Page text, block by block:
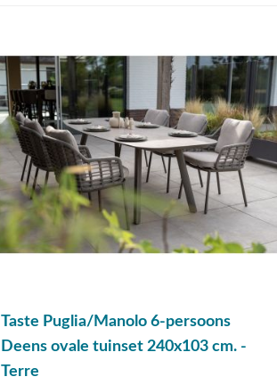
Taste Puglia/Manolo 6-persoons
Deens ovale tuinset 240x103 cm. -
Terre